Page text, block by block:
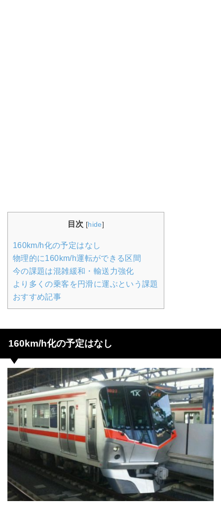
目次 [hide]
160km/h化の予定はなし
物理的に160km/h運転ができる区間
今の課題は混雑緩和・輸送力強化
より多くの乗客を円滑に運ぶという課題
おすすめ記事
160km/h化の予定はなし